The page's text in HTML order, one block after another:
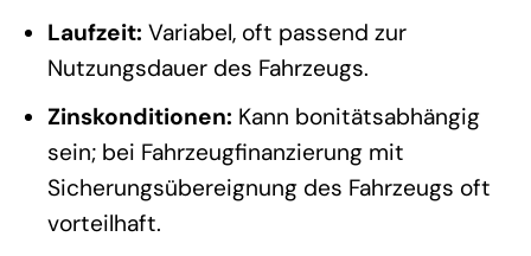
Laufzeit: Variabel, oft passend zur
Nutzungsdauer des Fahrzeugs.
Zinskonditionen: Kann bonitätsabhängig
sein; bei Fahrzeugfinanzierung mit
Sicherungsübereignung des Fahrzeugs oft
vorteilhaft.